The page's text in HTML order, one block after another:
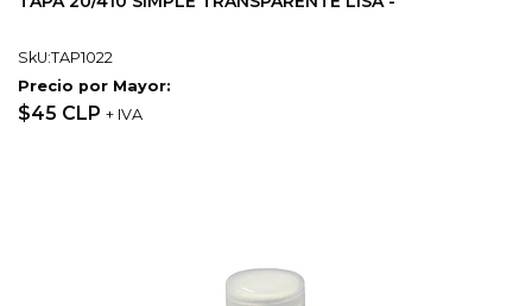
SkU:TAP1022
Precio por Mayor:
$45 CLP + IVA